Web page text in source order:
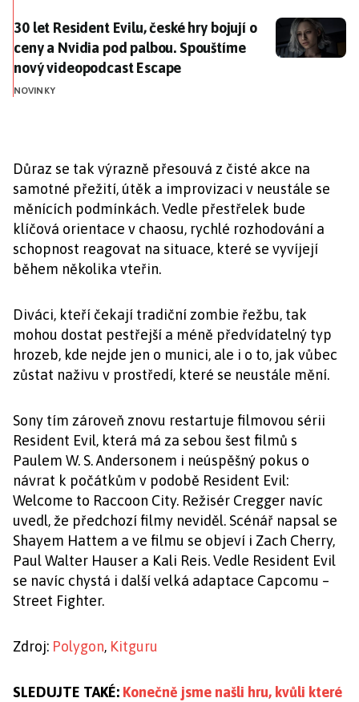
30 let Resident Evilu, české hry bojují o ceny a
30 let Resident Evilu, české hry bojují o
ceny a Nvidia pod palbou. Spouštíme
nový videopodcast Escape
NOVINKY
Důraz se tak výrazně přesouvá z čisté akce na
samotné přežití, útěk a improvizaci v neustále se
měnících podmínkách. Vedle přestřelek bude
klíčová orientace v chaosu, rychlé rozhodování a
schopnost reagovat na situace, které se vyvíjejí
během několika vteřin.
Diváci, kteří čekají tradiční zombie řežbu, tak
mohou dostat pestřejší a méně předvídatelný typ
hrozeb, kde nejde jen o munici, ale i o to, jak vůbec
zůstat naživu v prostředí, které se neustále mění.
Sony tím zároveň znovu restartuje filmovou sérii
Resident Evil, která má za sebou šest filmů s
Paulem W. S. Andersonem i neúspěšný pokus o
návrat k počátkům v podobě Resident Evil:
Welcome to Raccoon City. Režisér Cregger navíc
uvedl, že předchozí filmy neviděl. Scénář napsal se
Shayem Hattem a ve filmu se objeví i Zach Cherry,
Paul Walter Hauser a Kali Reis. Vedle Resident Evil
se navíc chystá i další velká adaptace Capcomu –
Street Fighter.
Zdroj: Polygon, Kitguru
SLEDUJTE TAKÉ: Konečně jsme našli hru, kvůli které